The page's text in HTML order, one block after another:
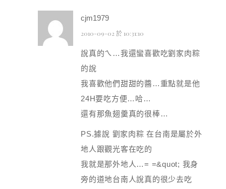
cjm1979
2010-09-02 於 10:31:10
說真的ㄟ…我還蠻喜歡吃劉家肉粽
的說
我喜歡他們甜甜的醬…重點就是他
24H要吃方便…哈…
還有那魚翅羹真的很棒…
PS.據說 劉家肉粽 在台南是屬於外
地人跟觀光客在吃的
我就是那外地人…= =&quot; 我身
旁的道地台南人說真的很少去吃